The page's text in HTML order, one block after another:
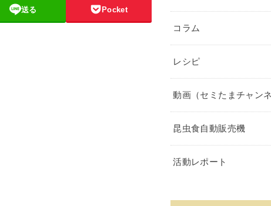
送る Pocket
コラム
レシピ
動画（セミたまチャンネ
昆虫食自動販売機
活動レポート